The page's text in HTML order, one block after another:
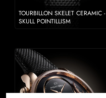
TOURBILLON SKELET CERAMIC -
SKULL POINTILLISM